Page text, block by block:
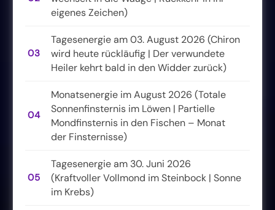
eigenes Zeichen)
03
Tagesenergie am 03. August 2026 (Chiron
wird heute rückläufig | Der verwundete
Heiler kehrt bald in den Widder zurück)
04
Monatsenergie im August 2026 (Totale
Sonnenfinsternis im Löwen | Partielle
Mondfinsternis in den Fischen – Monat
der Finsternisse)
05
Tagesenergie am 30. Juni 2026
(Kraftvoller Vollmond im Steinbock | Sonne
im Krebs)